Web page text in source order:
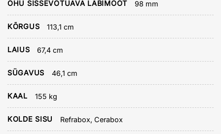
ÕHU SISSEVÕTUAVA LÄBIMÕÕT 98 mm
KÕRGUS 113,1 cm
LAIUS 67,4 cm
SÜGAVUS 46,1 cm
KAAL 155 kg
KOLDE SISU Refrabox, Cerabox